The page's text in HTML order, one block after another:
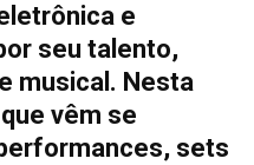
e
seu talento,
musical. Nesta
vêm se
sets